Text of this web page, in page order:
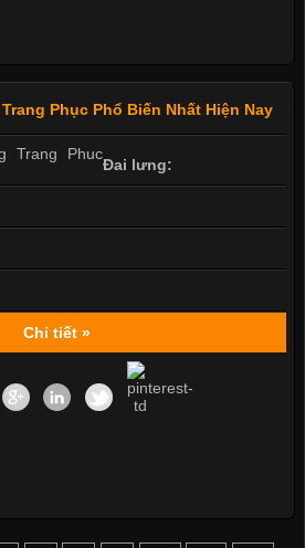
Phục Phổ Biến Nhất Hiện Nay
Đai lưng:
Chi tiết »